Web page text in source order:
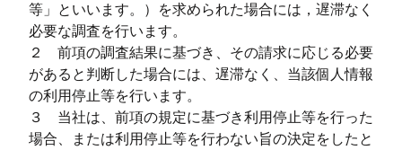
等」といいます。）を求められた場合には，遅滞なく
必要な調査を行います。
２ 前項の調査結果に基づき、その請求に応じる必要
があると判断した場合には、遅滞なく、当該個人情報
の利用停止等を行います。
３ 当社は、前項の規定に基づき利用停止等を行った
場合、または利用停止等を行わない旨の決定をしたと